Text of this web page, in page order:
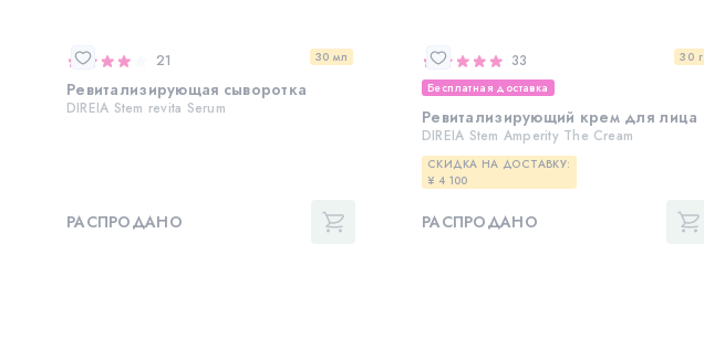
30 мл
21
Ревитализирующая сыворотка
DIREIA Stem revita Serum
РАСПРОДАНО
30 г
33
Бесплатная доставка
Ревитализирующий крем для лица
DIREIA Stem Amperity The Cream
СКИДКА НА ДОСТАВКУ:
¥ 4 100
РАСПРОДАНО